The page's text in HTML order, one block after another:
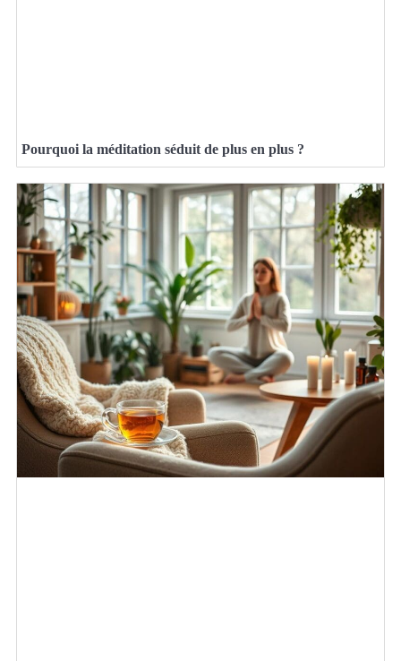
Pourquoi la méditation séduit de plus en plus ?